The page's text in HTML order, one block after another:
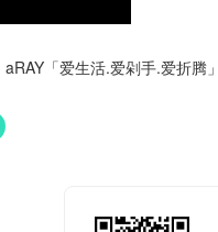
aRAY「爱生活.爱剁手.爱折腾」